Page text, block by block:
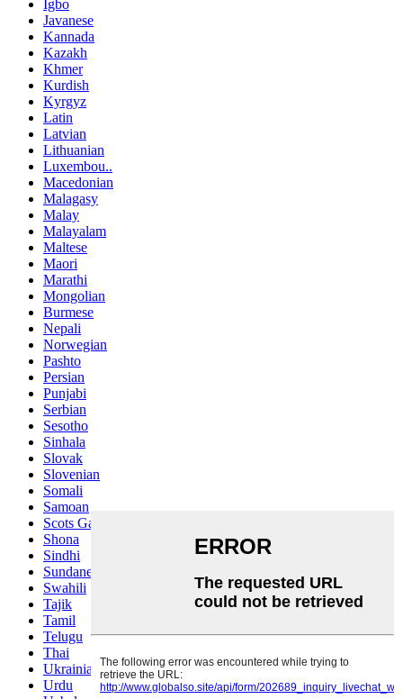
Igbo
Javanese
Kannada
Kazakh
Khmer
Kurdish
Kyrgyz
Latin
Latvian
Lithuanian
Luxembou..
Macedonian
Malagasy
Malay
Malayalam
Maltese
Maori
Marathi
Mongolian
Burmese
Nepali
Norwegian
Pashto
Persian
Punjabi
Serbian
Sesotho
Sinhala
Slovak
Slovenian
Somali
Samoan
Scots Gaelic
Shona
Sindhi
Sundanese
Swahili
Tajik
Tamil
Telugu
Thai
Ukrainian
Urdu